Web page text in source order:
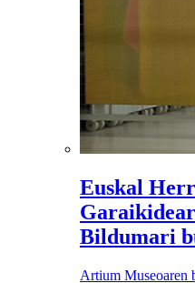
Euskal
Bildumari
Artium Museoaren